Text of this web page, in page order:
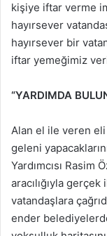
kişiye iftar verme
hayırsever
hayırsever bir
iftar yemeğimiz
“YARDIMDA
Alan el ile veren
geleni
Yardımcısı Rasim
aracılığıyla
vatandaşlara
ender